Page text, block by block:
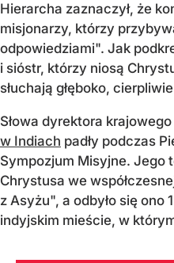
Hierarcha zaznaczył, że
misjonarzy, którzy
odpowiedziami". Jak
i sióstr, którzy niosą
słuchają głęboko,
Słowa dyrektora krajowego
w Indiach padły podczas
Sympozjum Misyjne. Jego
Chrystusa we
z Asyżu", a odbyło się ono
indyjskim mieście, w